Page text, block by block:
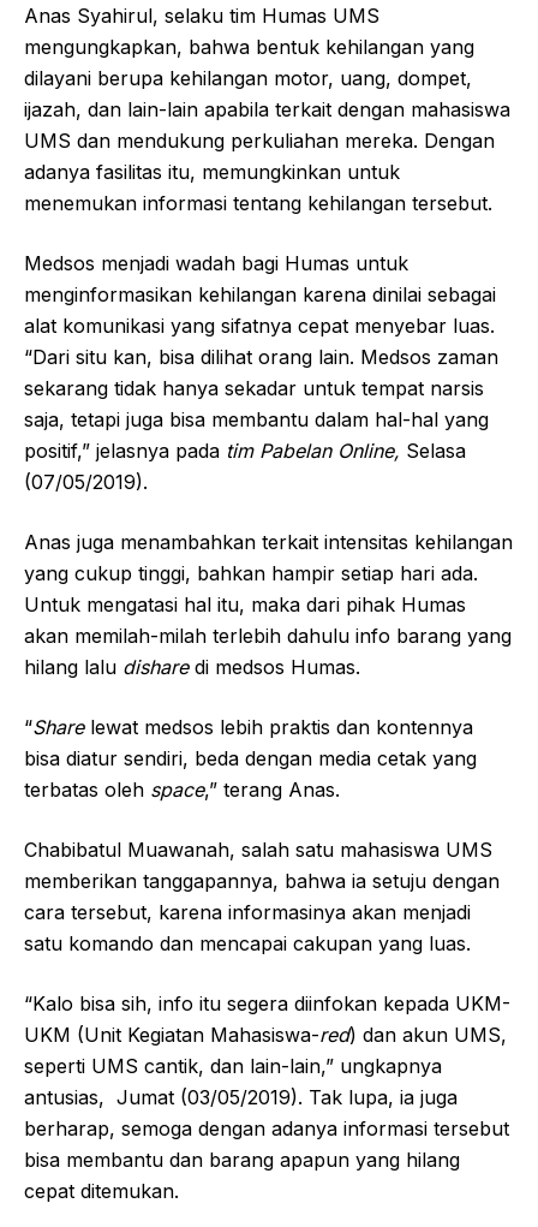
Anas Syahirul, selaku tim Humas UMS
mengungkapkan, bahwa bentuk kehilangan yang
dilayani berupa kehilangan motor, uang, dompet,
ijazah, dan lain-lain apabila terkait dengan mahasiswa
UMS dan mendukung perkuliahan mereka. Dengan
adanya fasilitas itu, memungkinkan untuk
menemukan informasi tentang kehilangan tersebut.
Medsos menjadi wadah bagi Humas untuk
menginformasikan kehilangan karena dinilai sebagai
alat komunikasi yang sifatnya cepat menyebar luas.
“Dari situ kan, bisa dilihat orang lain. Medsos zaman
sekarang tidak hanya sekadar untuk tempat narsis
saja, tetapi juga bisa membantu dalam hal-hal yang
positif,” jelasnya pada tim Pabelan Online, Selasa
(07/05/2019).
Anas juga menambahkan terkait intensitas kehilangan
yang cukup tinggi, bahkan hampir setiap hari ada.
Untuk mengatasi hal itu, maka dari pihak Humas
akan memilah-milah terlebih dahulu info barang yang
hilang lalu dishare di medsos Humas.
“Sharelewat medsos lebih praktis dan kontennya
bisa diatur sendiri, beda dengan media cetak yang
terbatas oleh space,” terang Anas.
Chabibatul Muawanah, salah satu mahasiswa UMS
memberikan tanggapannya, bahwa ia setuju dengan
cara tersebut, karena informasinya akan menjadi
satu komando dan mencapai cakupan yang luas.
“Kalo bisa sih, info itu segera diinfokan kepada UKM-
UKM (Unit Kegiatan Mahasiswa-red) dan akun UMS,
seperti UMS cantik, dan lain-lain,” ungkapnya
antusias, Jumat (03/05/2019). Tak lupa, ia juga
berharap, semoga dengan adanya informasi tersebut
bisa membantu dan barang apapun yang hilang
cepat ditemukan.